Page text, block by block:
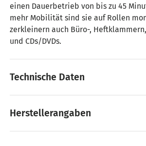
einen Dauerbetrieb von bis zu 45
mehr Mobilität sind sie auf Rollen
zerkleinern auch Büro-,
und CDs/DVDs.
Technische Daten
Herstellerangaben